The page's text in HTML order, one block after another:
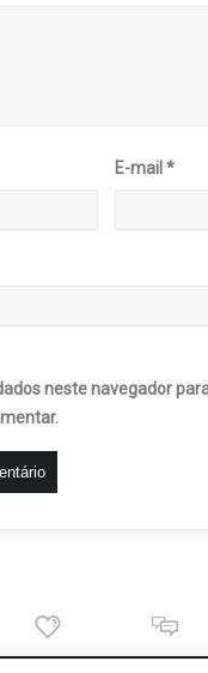
E-mail*
neste navegador